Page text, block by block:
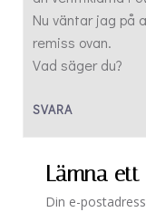
Nu väntar jag på
remiss ovan.
Vad säger du?
SVARA
Lämna ett
Din e-